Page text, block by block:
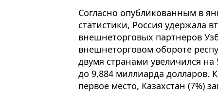
Согласно опубликованным в
статистики, Россия удержала
внешнеторговых партнеров
внешнеторговом обороте
двумя странами увеличился
до 9,884 миллиарда долларов.
первое место, Казахстан (7%)